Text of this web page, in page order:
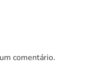
comentário.